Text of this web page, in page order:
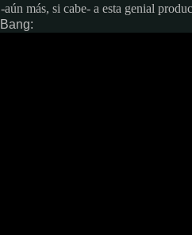
más, si cabe- a esta genial